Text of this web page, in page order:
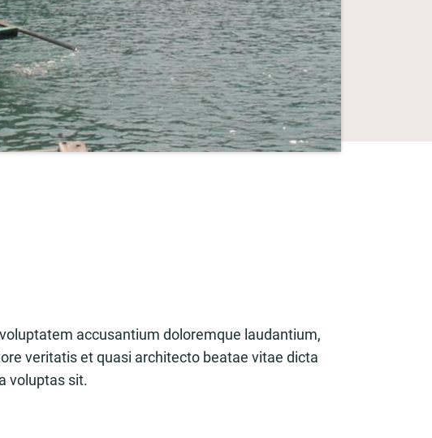
accusantium doloremque laudantium,
veritatis et quasi architecto beatae vitae dicta
voluptas sit.